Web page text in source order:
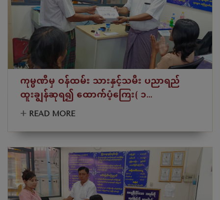
ကုမ္ပဏီမှ ဝန်ထမ်း သားနှင့်သမီး ပညာရည်
ထူးချွန်ဆုရ၍ ထောက်ပံ့ကြေး( ၁...
+ READ MORE